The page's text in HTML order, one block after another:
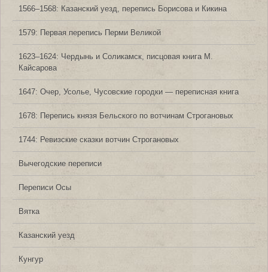
1566‒1568: Казанский уезд, перепись Борисова и Кикина
1579: Первая перепись Перми Великой
1623‒1624: Чердынь и Соликамск, писцовая книга М.
Кайсарова
1647: Очер, Усолье, Чусовские городки — переписная книга
1678: Перепись князя Бельского по вотчинам Строгановых
1744: Ревизские сказки вотчин Строгановых
Вычегодские переписи
Переписи Осы
Вятка
Казанский уезд
Кунгур